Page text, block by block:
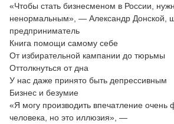
«Чтобы стать бизнесменом в России,
ненормальным», — Александр Донской,
предприниматель
Книга помощи самому себе
От избирательной кампании до тюрьмы
Оттолкнуться от дна
У нас даже принято быть депрессивным
Бизнес и безумие
«Я могу производить впечатление очень
человека, но это иллюзия», —